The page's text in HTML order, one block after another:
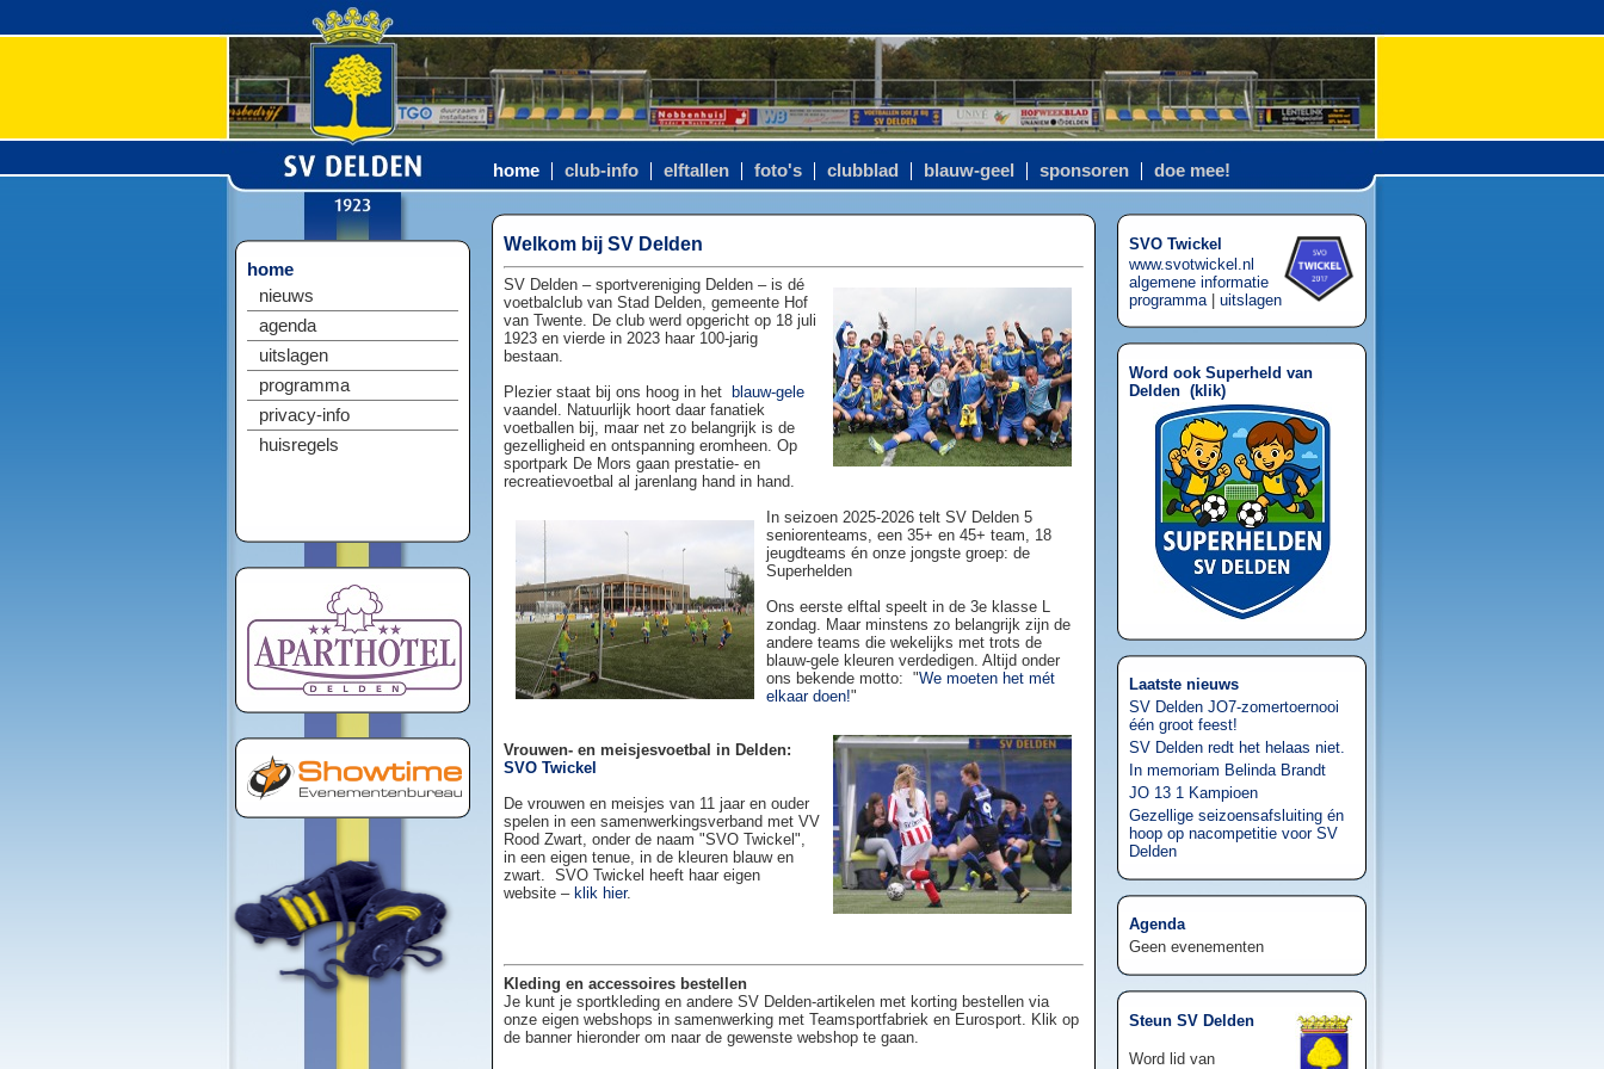
home club-info elftallen foto's clubblad blauw-geel sponsoren doe mee!
home
nieuws
agenda
uitslagen
programma
privacy-info
huisregels
Welkom bij SV Delden
SV Delden – sportvereniging Delden – is dé
voetbalclub van Stad Delden, gemeente Hof
van Twente. De club werd opgericht op 18 juli
1923 en vierde in 2023 haar 100-jarig
bestaan.
Plezier staat bij ons hoog in het
blauw-gele
vaandel. Natuurlijk hoort daar fanatiek
voetballen bij, maar net zo belangrijk is de
gezelligheid en ontspanning eromheen. Op
sportpark De Mors gaan prestatie- en
recreatievoetbal al jarenlang hand in hand.
In seizoen 2025-2026 telt SV Delden 5
seniorenteams, een 35+ en 45+ team, 18
jeugdteams én onze jongste groep: de
Superhelden
Ons eerste elftal speelt in de 3e klasse L
zondag. Maar minstens zo belangrijk zijn de
andere teams die wekelijks met trots de
blauw-gele kleuren verdedigen. Altijd onder
ons bekende motto: "We moeten het mét
elkaar doen!"
Vrouwen- en meisjesvoetbal in Delden:
SVO Twickel
De vrouwen en meisjes van 11 jaar en ouder
spelen in een samenwerkingsverband met VV
Rood Zwart, onder de naam "SVO Twickel",
in een eigen tenue, in de kleuren blauw en
zwart. SVO Twickel heeft haar eigen
website – klik hier.
Kleding en accessoires bestellen
Je kunt je sportkleding en andere SV Delden-artikelen met korting bestellen via
onze eigen webshops in samenwerking met Teamsportfabriek en Eurosport. Klik op
de banner hieronder om naar de gewenste webshop te gaan.
SVO Twickel
www.svotwickel.nl
algemene informatie
programma| uitslagen
Word ook Superheld van
Delden (klik)
Laatste nieuws
SV Delden JO7-zomertoernooi
één groot feest!
SV Delden redt het helaas niet.
In memoriam Belinda Brandt
JO 13 1 Kampioen
Gezellige seizoensafsluiting én
hoop op nacompetitie voor SV
Delden
Agenda
Geen evenementen
Steun SV Delden
Word lid van